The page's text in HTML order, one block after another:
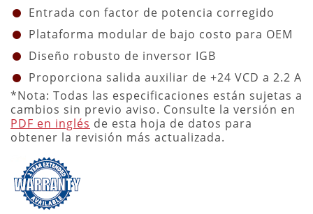
Entrada con factor de potencia corregido
Plataforma modular de bajo costo para OEM
Diseño robusto de inversor IGB
Proporciona salida auxiliar de +24 VCD a 2.2 A
*Nota: Todas las especificaciones están sujetas a
cambios sin previo aviso. Consulte la versión en
PDF en inglés de esta hoja de datos para
obtener la revisión más actualizada.